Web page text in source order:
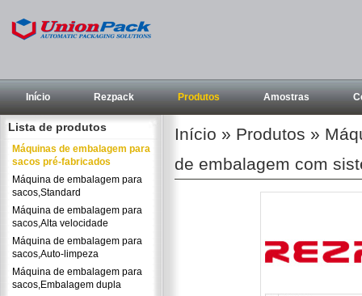
Início Rezpack Produtos Amostras
Lista de produtos
Máquinas de embalagem para
sacos pré-fabricados
Máquina de embalagem para
sacos,Standard
Máquina de embalagem para
sacos,Alta velocidade
Máquina de embalagem para
sacos,Auto-limpeza
Máquina de embalagem para
sacos,Embalagem dupla
Início » Produtos »
de embalagem com